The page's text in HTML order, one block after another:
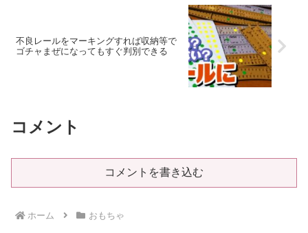
不良レールをマーキングすれば収納等で
ゴチャまぜになってもすぐ判別できる
コメント
コメントを書き込む
ホーム おもちゃ